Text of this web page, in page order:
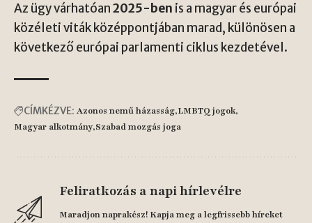
Az ügy várhatóan2025-ben is a magyar és európai
közéleti viták középpontjában marad, különösen a
következő európai parlamenti ciklus kezdetével.
CÍMKÉZVE: Azonos nemű házasság LMBTQ jogok
Magyar alkotmány Szabad mozgás joga
Feliratkozás a napi hírlevélre
Maradjon naprakész! Kapja meg a legfrissebb híreket